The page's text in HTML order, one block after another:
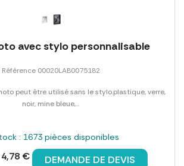
avec stylo personnalisable
Référence 00020LAB0075182
peut être utilisé sans le stylo.plastique, verre,
noir, mine bleue,...
: 1673 pièces disponibles
4,78 € DEMANDE DE DEVIS